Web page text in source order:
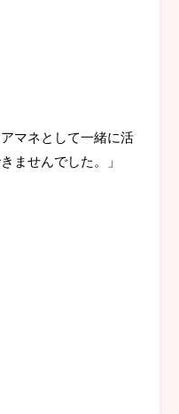
マネとして一緒に活
ませんでした。」